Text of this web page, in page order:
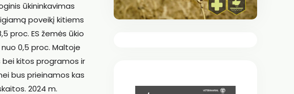
ūkininkavimas
poveikį kitiems
proc. ES žemės ūkio
0,5 proc. Maltoje
bei kitos programos ir
bus prieinamos kas
2024 m.